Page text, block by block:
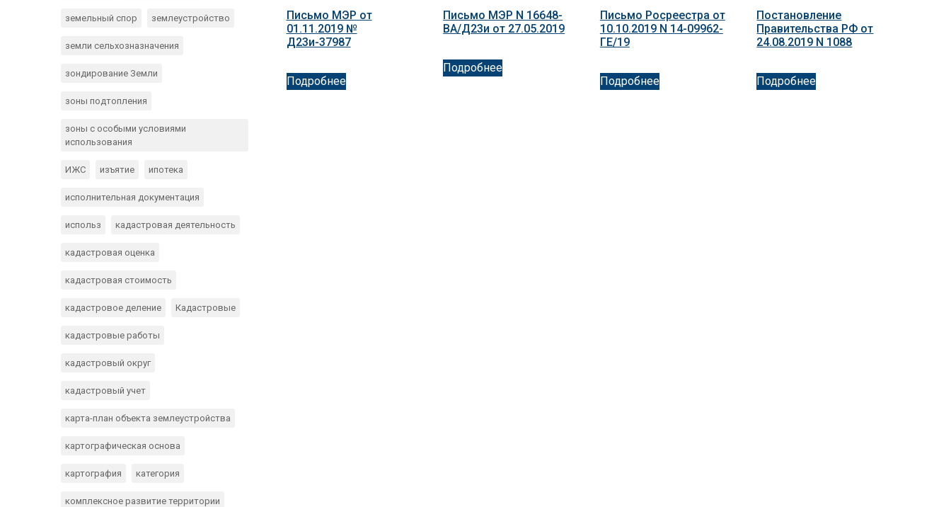
земельный спор землеустройство
земли сельхозназначения
зондирование Земли
зоны подтопления
зоны с особыми условиями
использования
ИЖС изъятие ипотека
исполнительная документация
использ кадастровая деятельность
кадастровая оценка
кадастровая стоимость
кадастровое деление Кадастровые
кадастровые работы
кадастровый округ
кадастровый учет
карта-план объекта землеустройства
картографическая основа
картография категория
комплексное развитие территории
Письмо МЭР от
01.11.2019 №
Д23и-37987
Подробнее
Письмо МЭР N 16648-
ВА/Д23и от 27.05.2019
Подробнее
Письмо Росреестра от
10.10.2019 N 14-09962-
ГЕ/19
Подробнее
Постановление
Правительства РФ от
24.08.2019 N 1088
Подробнее